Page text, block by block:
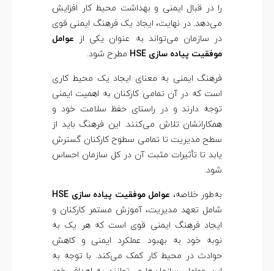
را در قبال ایمنی و بهداشت محیط کار افزایش
می‌دهد. در نهایت، ایجاد یک فرهنگ ایمنی قوی
در سازمان می‌تواند به عنوان یکی از عوامل
موفقیت پیاده‌ سازی HSE
مطرح شود.
فرهنگ ایمنی به معنای ایجاد یک محیط کاری
است که در آن تمامی کارکنان به اهمیت ایمنی
توجه دارند و در راستای حفظ سلامت خود و
همکارانشان تلاش می‌کنند. این فرهنگ باید از
سطح مدیریت تا تمامی سطوح کارکنان گسترش
یابد تا تأثیرات مثبت آن در کل سازمان احساس
شود.
به‌طور خلاصه، عوامل موفقیت پیاده‌ سازی HSE
شامل تعهد مدیریت، آموزش مستمر کارکنان و
ایجاد فرهنگ ایمنی قوی است که هر یک به
نوبه خود به بهبود عملکرد ایمنی و کاهش
حوادث در محیط کار کمک می‌کند. با توجه به